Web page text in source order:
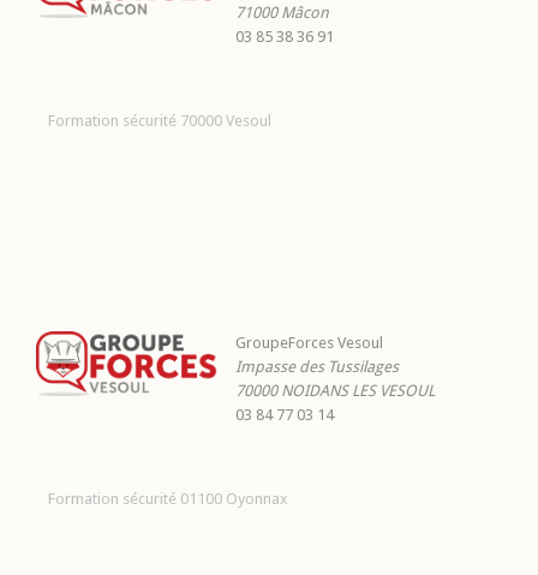
71000 Mâcon
03 85 38 36 91
Formation sécurité 70000 Vesoul
GroupeForces Vesoul
Impasse des Tussilages
70000 NOIDANS LES VESOUL
03 84 77 03 14
Formation sécurité 01100 Oyonnax